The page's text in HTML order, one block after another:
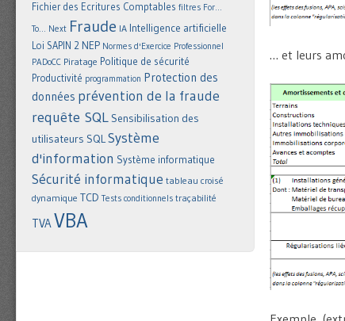
… et leurs
Fichier des Ecritures Comptables filtres For...
To... Next Fraude IA Intelligence artificielle
Loi SAPIN 2 NEP Normes d'Exercice Professionnel
PADoCC Piratage Politique de sécurité
Productivité programmation Protection des
données prévention de la fraude
requête SQL Sensibilisation des
utilisateurs SQLSystème
d'information Système informatique
Sécurité informatique tableau croisé
dynamique TCD Tests conditionnels traçabilité
TVAVBA